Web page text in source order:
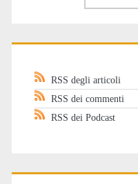
RSS degli articoli
RSS dei commenti
RSS dei Podcast